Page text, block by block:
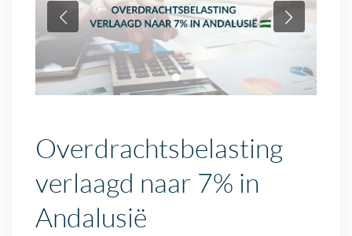
Overdrachtsbelasting
verlaagd naar 7% in
Andalusië